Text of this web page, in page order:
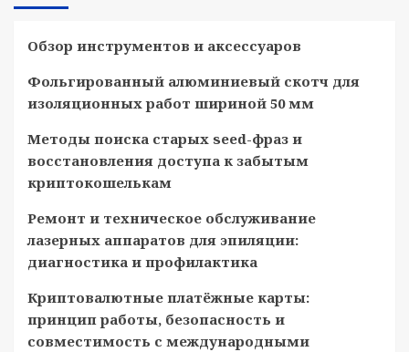
Обзор инструментов и аксессуаров
Фольгированный алюминиевый скотч для
изоляционных работ шириной 50 мм
Методы поиска старых seed-фраз и
восстановления доступа к забытым
криптокошелькам
Ремонт и техническое обслуживание
лазерных аппаратов для эпиляции:
диагностика и профилактика
Криптовалютные платёжные карты:
принцип работы, безопасность и
совместимость с международными